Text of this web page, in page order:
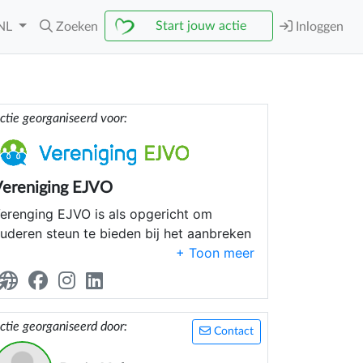
Zoeken Start jouw actie Inloggen
georganiseerd voor:
EJVO
EJVO is als opgericht om
steun te bieden bij het aanbreken
van hun gloriejaren. Deze steun wordt
door EJVO geleverd door jongeren met
van zowel jong en oud om een
en steun brug tussen generaties te
EJVO brengt in de omgeving van
begeleiding bij ouderen die
Contact
georganiseerd door: